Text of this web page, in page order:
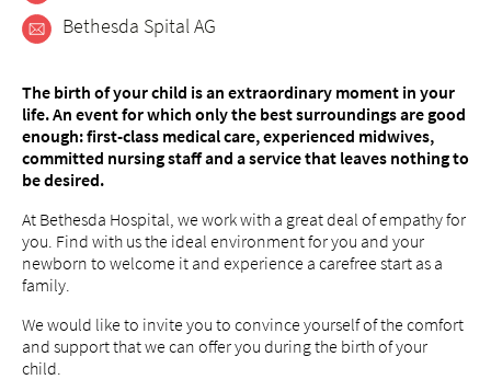
Über uns
Zuweisende
Jobs & Karriere
Bethesda Spital AG
The birth of your child is an extraordinary moment in your
life. An event for which only the best surroundings are good
enough: first-class medical care, experienced midwives,
committed nursing staff and a service that leaves nothing to
be desired.
At Bethesda Hospital, we work with a great deal of empathy for
you. Find with us the ideal environment for you and your
newborn to welcome it and experience a carefree start as a
family.
We would like to invite you to convince yourself of the comfort
and support that we can offer you during the birth of your
child.